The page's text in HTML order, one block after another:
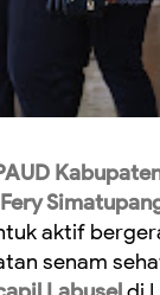
aktif
senam